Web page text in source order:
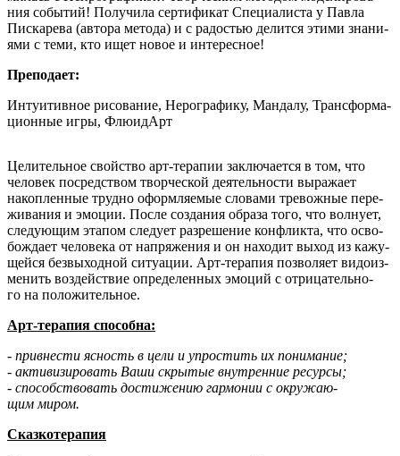
ния собы­тий! Полу­чи­ла сер­ти­фи­кат Спе­ци­а­ли­ста у Пав­ла
Пис­ка­ре­ва (авто­ра мето­да) и с радо­стью делит­ся эти­ми зна­ни­
я­ми с теми, кто ищет новое и интересное!
Пре­по­да­ет:
Инту­и­тив­ное рисо­ва­ние, Неро­гра­фи­ку, Ман­да­лу, Транс­фор­ма­
ци­он­ные игры, ФлюидАрт
Цели­тель­ное свой­ство арт-тера­пии заклю­ча­ет­ся в том, что
чело­век посред­ством твор­че­ской дея­тель­но­сти выра­жа­ет
накоп­лен­ные труд­но оформ­ля­е­мые сло­ва­ми тре­вож­ные пере­
жи­ва­ния и эмо­ции. После созда­ния обра­за того, что вол­ну­ет,
сле­ду­ю­щим эта­пом сле­ду­ет раз­ре­ше­ние кон­флик­та, что осво­
бож­да­ет чело­ве­ка от напря­же­ния и он нахо­дит выход из кажу­
щей­ся без­вы­ход­ной ситу­а­ции. Арт-тера­пия поз­во­ля­ет видо­из­
ме­нить воз­дей­ствие опре­де­лен­ных эмо­ций с отри­ца­тель­но­
го на положительное.
Арт-тера­пия способна:
- при­вне­сти ясность в цели и упро­стить их понимание;
- акти­ви­зи­ро­вать Ваши скры­тые внут­рен­ние ресурсы;
- спо­соб­ство­вать дости­же­нию гар­мо­нии с окру­жа­ю­
щим миром.
Сказ­ко­те­ра­пия